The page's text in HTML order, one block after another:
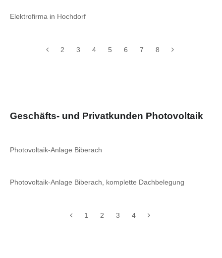
Elektrofirma in Hochdorf
2 3 4 5 6 7 8
Geschäfts- und Privatkunden Photovoltaik
Photovoltaik-Anlage Biberach
Photovoltaik-Anlage Biberach, komplette Dachbelegung
1 2 3 4